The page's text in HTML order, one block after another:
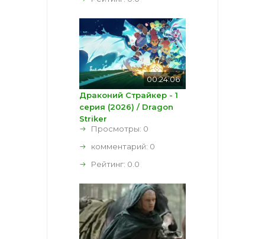
00:24:06
Драконий Страйкер - 1
серия (2026) / Dragon
Striker
Просмотры: 0
комментарий: 0
Рейтинг: 0.0